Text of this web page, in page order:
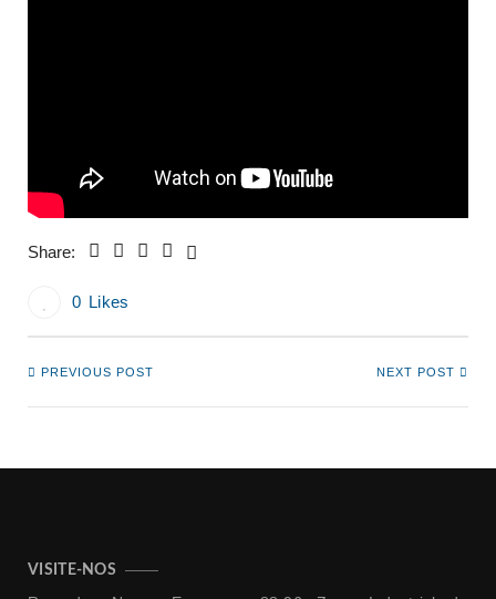
Share:
0 Likes
PREVIOUS POST NEXT POST
VISITE-NOS